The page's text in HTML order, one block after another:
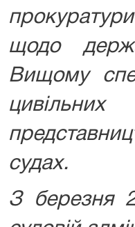
щодо
Вищому
судах.
З березня